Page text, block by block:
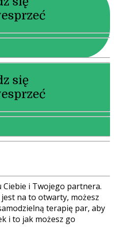
się
Ciebie i Twojego partnera.
na to otwarty, możesz
terapię par, aby
i to jak możesz go